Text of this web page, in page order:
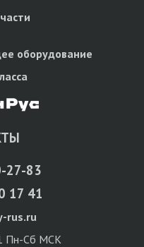
оборудование
27-83
17 41
rus.ru
Пн-Сб МСК